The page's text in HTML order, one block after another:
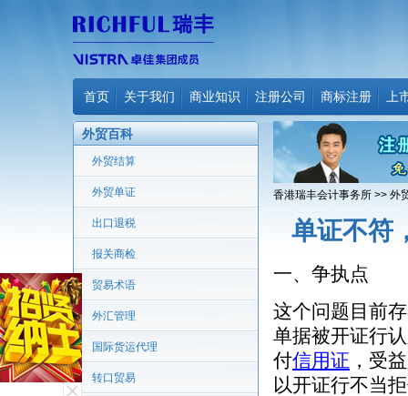
首页 关于我们 商业知识 注册公司 商标注册 上
外贸百科
外贸结算
外贸单证
出口退税
报关商检
贸易术语
外汇管理
国际货运代理
转口贸易
香港瑞丰会计事务所 >> 外
单证不符
一、争执点
这个问题目前
单据被开证行
付信用证 ，受
以开证行不当